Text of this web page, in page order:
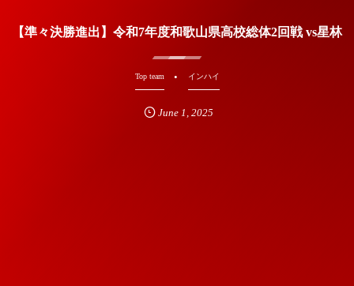
【準々決勝進出】令和7年度和歌山県高校総体2回戦 vs星林
Top team インハイ
June 1 , 2025